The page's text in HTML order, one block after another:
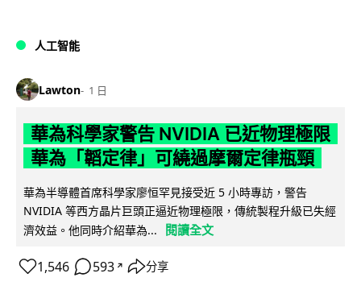
人工智能
Lawton 1 日
華為科學家警告 NVIDIA 已近物理極限
華為「韜定律」可繞過摩爾定律瓶頸
華為半導體首席科學家廖恒罕見接受近 5 小時專訪，警告
NVIDIA 等西方晶片巨頭正逼近物理極限，傳統製程升級已失經
濟效益。他同時介紹華為...
閱讀全文
1,546 593 ↗ 分享